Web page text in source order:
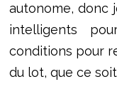
autonome, donc
intelligents
conditions pour
du lot, que ce